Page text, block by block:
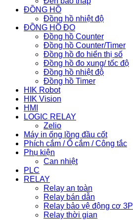
ĐỒNG HỒ
Đồng hồ nhiệt độ
ĐỒNG HỒ ĐO
Đồng hồ Counter
Đồng hồ Counter/Timer
Đồng hồ đo hiển thị số
Đồng hồ đo xung/ tốc độ
Đồng hồ nhiệt độ
Đồng hồ Timer
HIK Robot
HIK Vision
HMI
LOGIC RELAY
Zelio
Máy in ống lồng đầu cốt
Phích cắm / Ổ cắm / Công tắc
Phụ kiện
Can nhiệt
PLC
RELAY
Relay an toàn
Relay bán dẫn
Relay bảo vệ động cơ 3P
Relay thời gian